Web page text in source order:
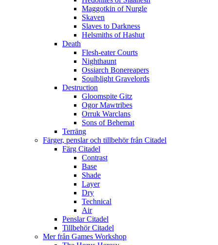
Maggotkin of Nurgle
Skaven
Slaves to Darkness
Helsmiths of Hashut
Death
Flesh-eater Courts
Nighthaunt
Ossiarch Bonereapers
Soulblight Gravelords
Destruction
Gloomspite Gitz
Ogor Mawtribes
Orruk Warclans
Sons of Behemat
Terräng
Färger, penslar och tillbehör från Citadel
Färg Citadel
Contrast
Base
Shade
Layer
Dry
Technical
Air
Penslar Citadel
Tillbehör Citadel
Mer från Games Workshop